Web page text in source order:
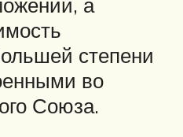
степени
во
Союза.